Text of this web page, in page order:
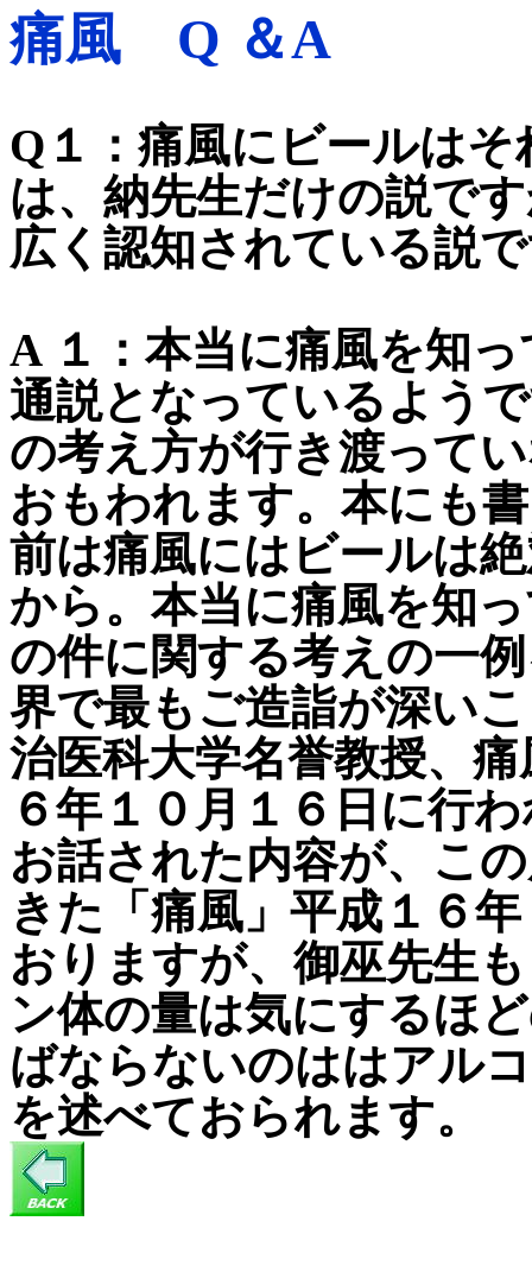
痛風 Q ＆A
Q１：痛風にビールは
は、納先生だけの説で
広く認知されている説
A １：本当に痛風を知
通説となっているよう
の考え方が行き渡って
おもわれます。本にも
前は痛風にはビールは
から。本当に痛風を知
の件に関する考えの一
界で最もご造詣が深い
治医科大学名誉教授、
６年１０月１６日に行
お話された内容が、こ
きた「痛風」平成１６
おりますが、御巫先生
ン体の量は気にするほ
ばならないのははアル
を述べておられます。